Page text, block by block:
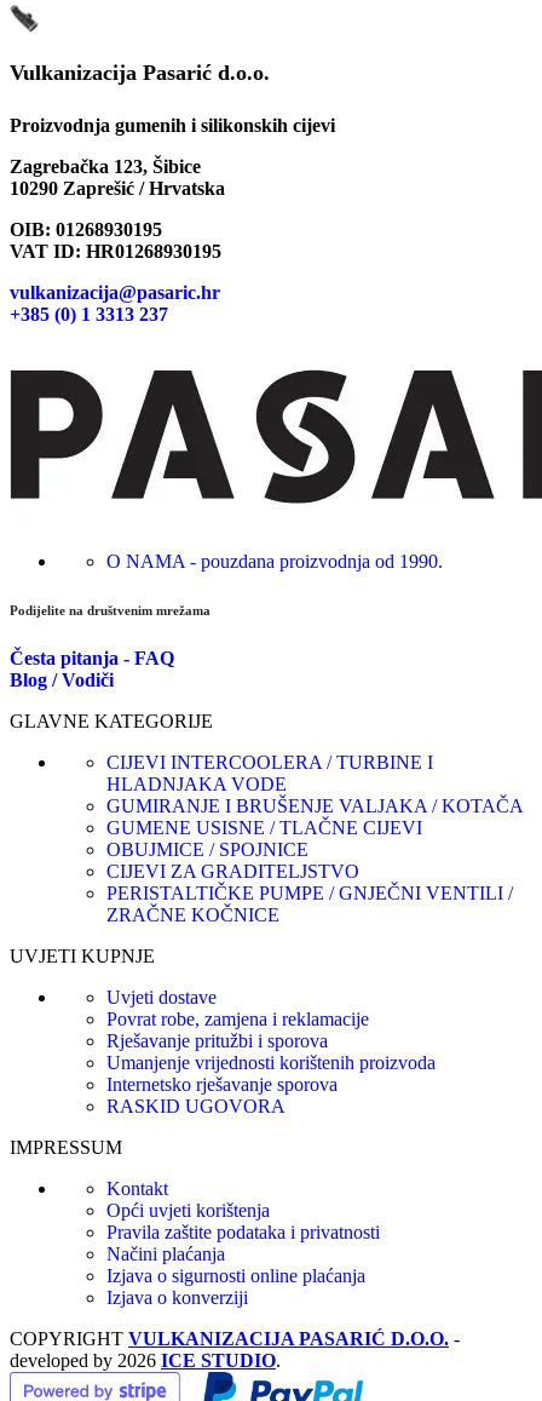
Vulkanizacija Pasarić d.o.o.
Proizvodnja gumenih i silikonskih cijevi
Zagrebačka 123, Šibice
10290 Zaprešić / Hrvatska
OIB: 01268930195
VAT ID: HR01268930195
vulkanizacija@pasaric.hr
+385 (0) 1 3313 237
O NAMA - pouzdana proizvodnja od 1990.
Podijelite na društvenim mrežama
Česta pitanja - FAQ
Blog / Vodiči
GLAVNE KATEGORIJE
CIJEVI INTERCOOLERA / TURBINE I
HLADNJAKA VODE
GUMIRANJE I BRUŠENJE VALJAKA / KOTAČA
GUMENE USISNE / TLAČNE CIJEVI
OBUJMICE / SPOJNICE
CIJEVI ZA GRADITELJSTVO
PERISTALTIČKE PUMPE / GNJEČNI VENTILI /
ZRAČNE KOČNICE
UVJETI KUPNJE
Uvjeti dostave
Povrat robe, zamjena i reklamacije
Rješavanje pritužbi i sporova
Umanjenje vrijednosti korištenih proizvoda
Internetsko rješavanje sporova
RASKID UGOVORA
IMPRESSUM
Kontakt
Opći uvjeti korištenja
Pravila zaštite podataka i privatnosti
Načini plaćanja
Izjava o sigurnosti online plaćanja
Izjava o konverziji
COPYRIGHT VULKANIZACIJA PASARIĆ D.O.O. -
developed by 2026 ICE STUDIO.